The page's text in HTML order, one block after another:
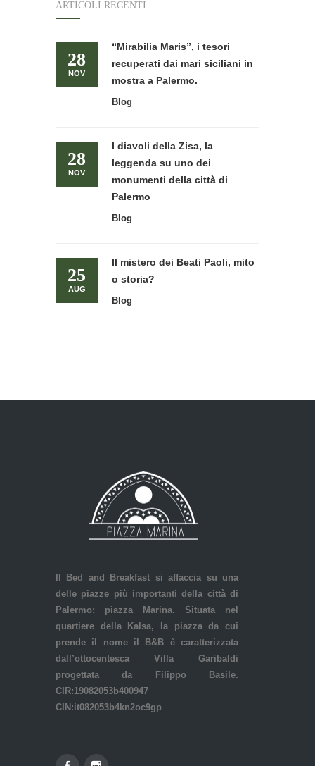
ARTICOLI RECENTI
28
NOV
“Mirabilia Maris”, i tesori
recuperati dai mari siciliani in
mostra a Palermo.
Blog
28
NOV
I diavoli della Zisa, la
leggenda su uno dei
monumenti della città di
Palermo
Blog
25
AUG
Il mistero dei Beati Paoli, mito
o storia?
Blog
Il Bed and Breakfast si affaccia su una
delle piazze più importanti della città di
Palermo: piazza Marina. Situata nel
quartiere della Kalsa, la piazza da cui
prende il nome il B&B è caratterizzata
dall’ottocentesca Villa Garibaldi
progettata da Filippo Basile.
CIR:19082053b400947
CIN:it082053b4kn2oc9gp